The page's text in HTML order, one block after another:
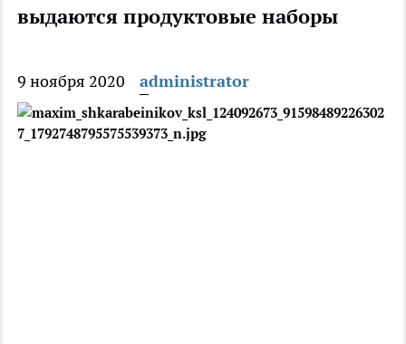
выдаются продуктовые наборы
9 ноября 2020 administrator